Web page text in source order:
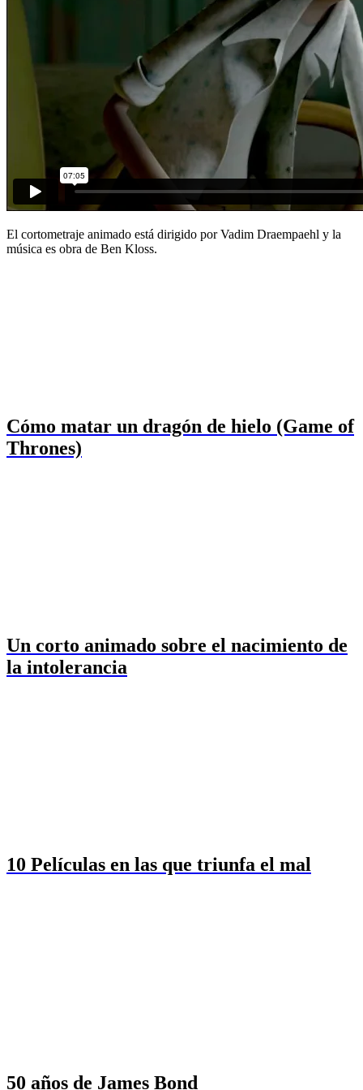
El cortometraje animado está dirigido por Vadim Draempaehl y la
música es obra de Ben Kloss.
Cómo matar un dragón de hielo (Game of
Thrones)
Un corto animado sobre el nacimiento de
la intolerancia
10 Películas en las que triunfa el mal
50 años de James Bond